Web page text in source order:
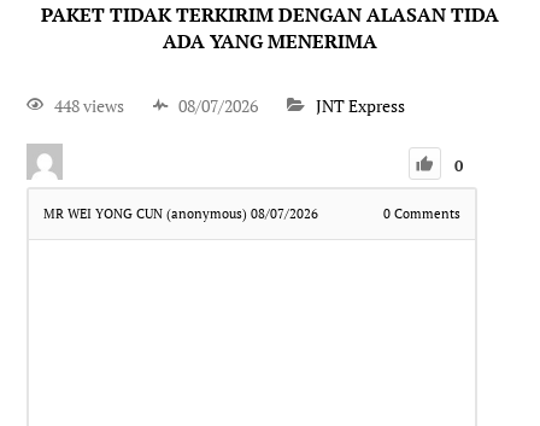
PAKET TIDAK TERKIRIM DENGAN ALASAN TIDA
ADA YANG MENERIMA
448 views 08/07/2026 JNT Express
0
MR WEI YONG CUN (anonymous)08/07/2026 0Comments